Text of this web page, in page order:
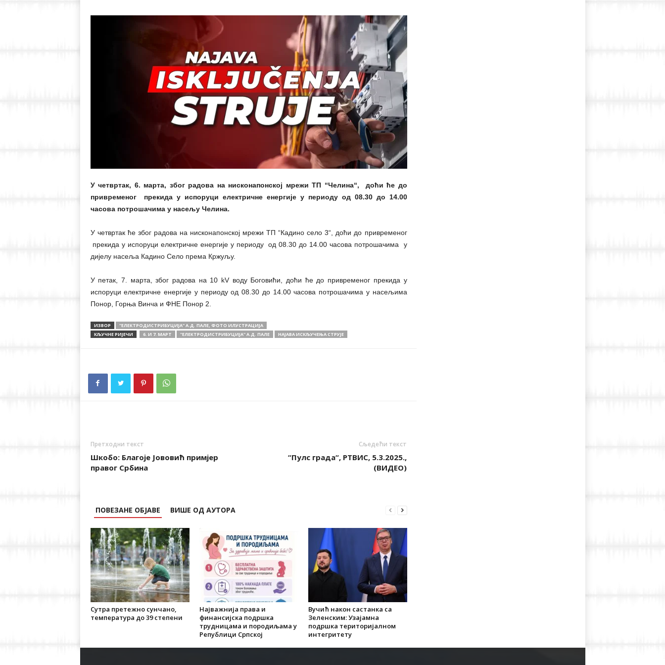
У четвртак, 6. марта, због радова на нисконапонској мрежи ТП “Челина“, доћи ће до
привременог прекида у испоруци електричне енергије у периоду од 08.30 до 14.00
часова потрошачима у насељу Челина.
У четвртак ће због радова на нисконапонској мрежи ТП “Кадино село 3“, доћи до привременог
прекида у испоруци електричне енергије у периоду од 08.30 до 14.00 часова потрошачима у
дијелу насеља Кадино Село према Кржуљу.
У петак, 7. марта, због радова на 10 kV воду Боговићи, доћи ће до привременог прекида у
испоруци електричне енергије у периоду од 08.30 до 14.00 часова потрошачима у насељима
Понор, Горња Винча и ФНЕ Понор 2.
ИЗВОР
''ЕЛЕКТРОДИСТРИБУЦИЈА'' А.Д. ПАЛЕ, ФОТО ИЛУСТРАЦИЈА
КЉУЧНЕ РИЈЕЧИ
6. И 7. МАРТ ''ЕЛЕКТРОДИСТРИБУЦИЈА'' А.Д. ПАЛЕ НАЈАВА ИСКЉУЧЕЊА СТРУЈЕ
Претходни текст
Шкобо: Благоје Јововић примјер
правог Србина
Сљедећи текст
“Пулс града“, РТВИС, 5.3.2025.,
(ВИДЕО)
ПОВЕЗАНЕ ОБЈАВЕ ВИШЕ ОД АУТОРА
Сутра претежно сунчано,
температура до 39 степени
Најважнија права и
финансијска подршка
трудницама и породиљама у
Републици Српској
Вучић након састанка са
Зеленским: Узајамна
подршка територијалном
интегритету